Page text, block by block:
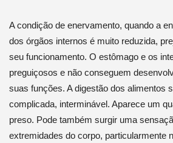
A condição de enervamento, quando a
dos órgãos internos é muito reduzida,
seu funcionamento. O estômago e os
preguiçosos e não conseguem
suas funções. A digestão dos alimentos
complicada, interminável. Aparece um
preso. Pode também surgir uma
extremidades do corpo, particularmente